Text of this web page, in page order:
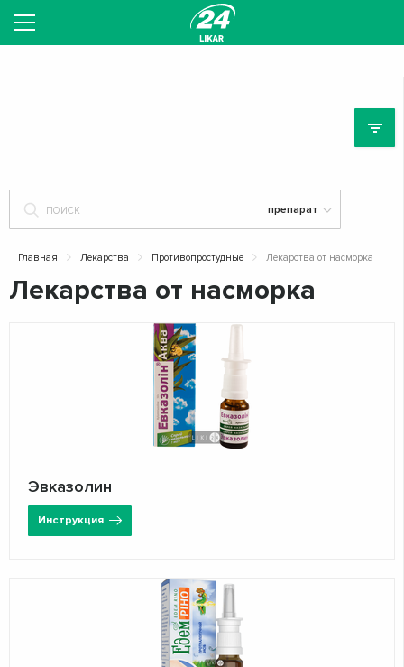
Главная Лекарства Противопростудные Лекарства от насморка
Лекарства от насморка
Эвказолин
Инструкция